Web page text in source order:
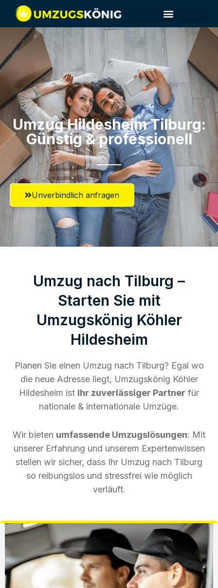
Umzug Hildesheim​ Tilburg:
Günstig & professionell​
Unverbindlich anfragen
Umzug nach Tilburg –
Starten Sie mit
Umzugskönig Köhler
Hildesheim
Planen Sie einen Umzug nach Tilburg? Egal wo
die neue Adresse liegt, Umzugskönig Köhler
Hildesheim ist Ihr zuverlässiger Partner für
nationale & internationale Umzüge.
Wir bieten umfassende Umzugslösungen: Mit
unserer Erfahrung und unserem Expertenwissen
stellen wir sicher, dass Ihr Umzug nach Tilburg
so reibungslos und stressfrei wie möglich
verläuft.